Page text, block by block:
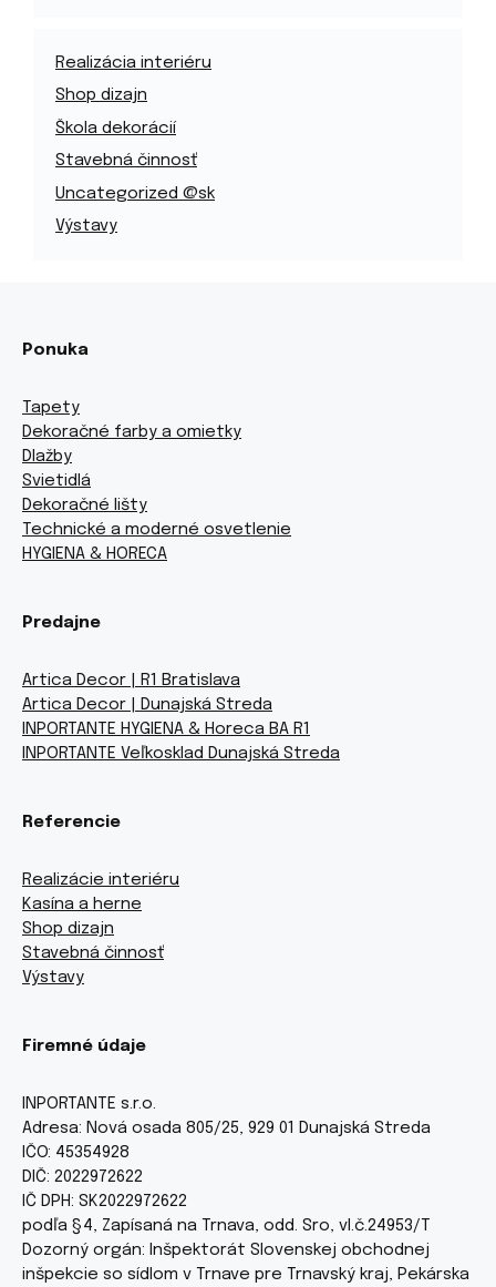
Realizácia interiéru
Shop dizajn
Škola dekorácií
Stavebná činnosť
Uncategorized @sk
Výstavy
Ponuka
Tapety
Dekoračné farby a omietky
Dlažby
Svietidlá
Dekoračné lišty
Technické a moderné osvetlenie
HYGIENA & HORECA
Predajne
Artica Decor | R1 Bratislava
Artica Decor | Dunajská Streda
INPORTANTE HYGIENA & Horeca BA R1
INPORTANTE Veľkosklad Dunajská Streda
Referencie
Realizácie interiéru
Kasína a herne
Shop dizajn
Stavebná činnosť
Výstavy
Firemné údaje
INPORTANTE s.r.o.
Adresa: Nová osada 805/25, 929 01 Dunajská Streda
IČO: 45354928
DIČ: 2022972622
IČ DPH: SK2022972622
podľa §4, Zapísaná na Trnava, odd. Sro, vl.č.24953/T
Dozorný orgán: Inšpektorát Slovenskej obchodnej
inšpekcie so sídlom v Trnave pre Trnavský kraj, Pekárska